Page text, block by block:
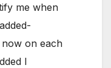
me when
on each
I